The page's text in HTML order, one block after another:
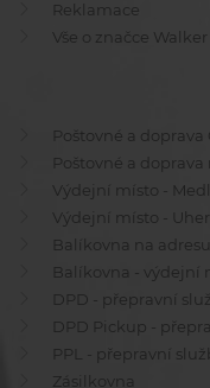
Reklamace
Vše o značce
Poštovné a doprava
Poštovné a doprava
Výdejní místo -
Výdejní místo -
Balíkovna na adresu
Balíkovna - výdejní
DPD - přepravní
DPD Pickup -
PPL - přepravní
Zásilkovna